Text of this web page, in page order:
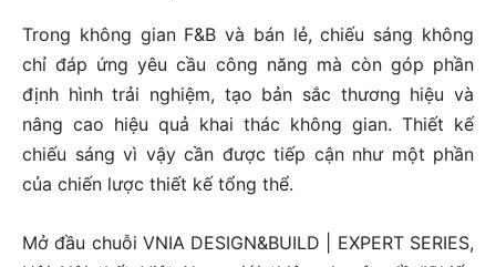
Trong không gian F&B và bán lẻ, chiếu sáng không
chỉ đáp ứng yêu cầu công năng mà còn góp phần
định hình trải nghiệm, tạo bản sắc thương hiệu và
nâng cao hiệu quả khai thác không gian. Thiết kế
chiếu sáng vì vậy cần được tiếp cận như một phần
của chiến lược thiết kế tổng thể.
Mở đầu chuỗi VNIA DESIGN&BUILD | EXPERT SERIES,